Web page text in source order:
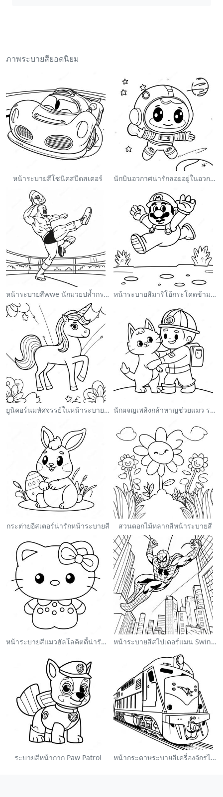
ภาพระบายสียอดนิยม
หน้าระบายสีโซนิคสปีดสเตอร์ นักบินอวกาศน่ารักลอยอยู่ในอวกาศ ระบายสี
หน้าระบายสีwwe นักมวยปล้ำกระโดดใส่คู่ต่อสู้ หน้าระบายสีมาริโอ้กระโดดข้ามกูมบา
ยูนิคอร์นมหัศจรรย์ในหน้าระบายสีสายรุ้ง นักผจญเพลิงกล้าหาญช่วยแมว ระบายสี
กระต่ายอีสเตอร์น่ารักหน้าระบายสี สวนดอกไม้หลากสีหน้าระบายสี
หน้าระบายสีแมวฮัลโลคิตตี้น่ารักพร้อมโบว์ หน้าระบายสีสไปเดอร์แมน Swinging ผ่านเมือง
ระบายสีหน้ากาก Paw Patrol หน้ากระดาษระบายสีเครื่องจักรไอน้ำหลากสี